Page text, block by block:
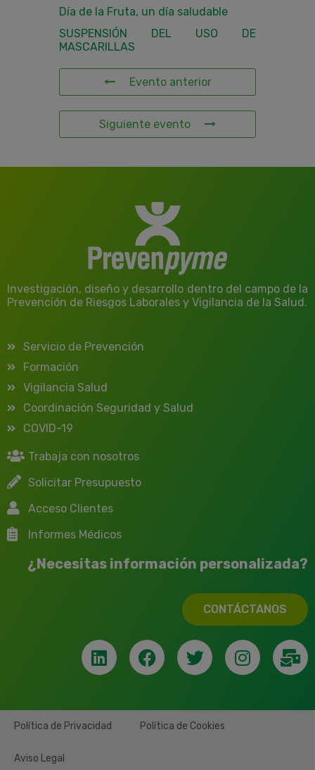
Día de la Fruta, un día saludable
SUSPENSIÓN DEL USO DE
MASCARILLAS
Evento anterior
Siguiente evento
Investigación, diseño y desarrollo dentro del campo de la
Prevención de Riesgos Laborales y Vigilancia de la Salud.
Servicio de Prevención
Formación
Vigilancia Salud
Coordinación Seguridad y Salud
COVID-19
Trabaja con nosotros
Solicitar Presupuesto
Acceso Clientes
Informes Médicos
¿Necesitas información personalizada?
CONTÁCTANOS
Política de Privacidad Política de Cookies
Aviso Legal